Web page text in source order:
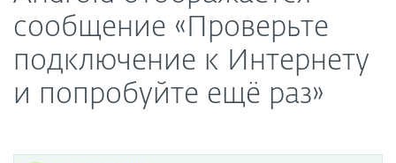
сообщение «Проверьте
подключение к Интернету
и попробуйте ещё раз»